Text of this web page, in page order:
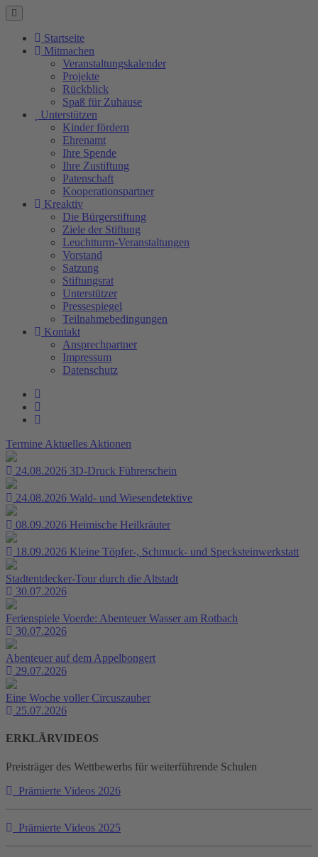
Startseite
Mitmachen
Veranstaltungskalender
Projekte
Rückblick
Spaß für Zuhause
Unterstützen
Kinder fördern
Ehrenamt
Ihre Spende
Ihre Zustiftung
Patenschaft
Kooperationspartner
Kreaktiv
Die Bürgerstiftung
Ziele der Stiftung
Leuchtturm-Veranstaltungen
Vorstand
Satzung
Stiftungsrat
Unterstützer
Pressespiegel
Teilnahmebedingungen
Kontakt
Ansprechpartner
Impressum
Datenschutz
Termine Aktuelles Aktionen
24.08.2026 3D-Druck Führerschein
24.08.2026 Wald- und Wiesendetektive
08.09.2026 Heimische Heilkräuter
18.09.2026 Kleine Töpfer-, Schmuck- und Specksteinwerkstatt
Stadtentdecker-Tour durch die Altstadt
30.07.2026
Ferienspiele Voerde: Abenteuer Wasser am Rotbach
30.07.2026
Abenteuer auf dem Appelbongert
29.07.2026
Eine Woche voller Circuszauber
25.07.2026
ERKLÄRVIDEOS
Preisträger des Wettbewerbs für weiterführende Schulen
Prämierte Videos 2026
Prämierte Videos 2025